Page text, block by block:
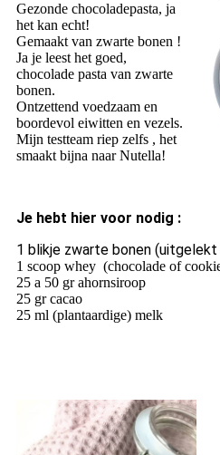
Gezonde chocoladepasta, ja
het kan echt!
Gemaakt van zwarte bonen !
Ja je leest het goed,
chocolade pasta van zwarte
bonen.
Ontzettend voedzaam en
boordevol eiwitten en vezels.
Mijn testteam riep zelfs , het
smaakt bijna naar Nutella!
Je hebt hier voor nodig :
1 blikje zwarte bonen (uitgelekt
1 scoop whey (chocolade of
25 a 50 gr ahornsiroop
25 gr cacao
25 ml (plantaardige) melk